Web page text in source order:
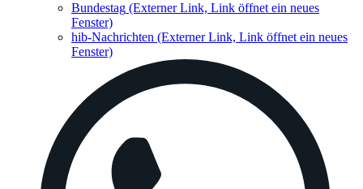
Bundestag (Externer Link, Link öffnet ein neues
Fenster)
hib-Nachrichten (Externer Link, Link öffnet ein neues
Fenster)